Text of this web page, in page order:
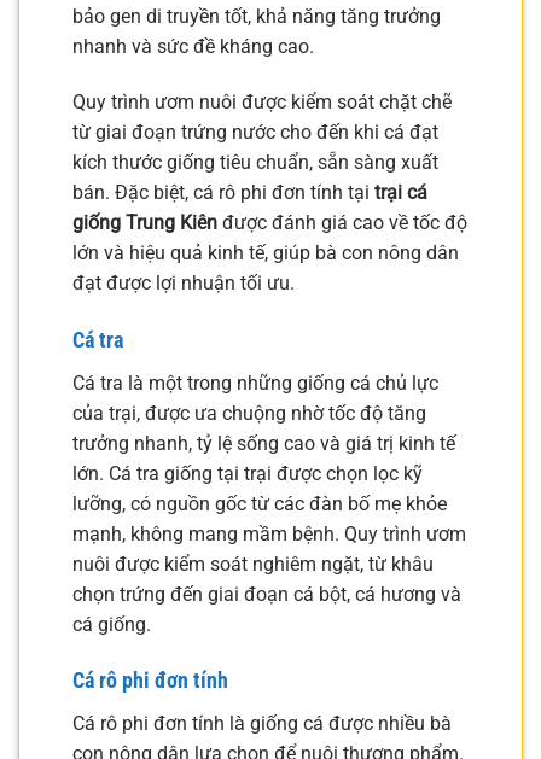
bảo gen di truyền tốt, khả năng tăng trưởng
nhanh và sức đề kháng cao.
Quy trình ươm nuôi được kiểm soát chặt chẽ
từ giai đoạn trứng nước cho đến khi cá đạt
kích thước giống tiêu chuẩn, sẵn sàng xuất
bán. Đặc biệt, cá rô phi đơn tính tại trại cá
giống Trung Kiên được đánh giá cao về tốc độ
lớn và hiệu quả kinh tế, giúp bà con nông dân
đạt được lợi nhuận tối ưu.
Cá tra
Cá tra là một trong những giống cá chủ lực
của trại, được ưa chuộng nhờ tốc độ tăng
trưởng nhanh, tỷ lệ sống cao và giá trị kinh tế
lớn. Cá tra giống tại trại được chọn lọc kỹ
lưỡng, có nguồn gốc từ các đàn bố mẹ khỏe
mạnh, không mang mầm bệnh. Quy trình ươm
nuôi được kiểm soát nghiêm ngặt, từ khâu
chọn trứng đến giai đoạn cá bột, cá hương và
cá giống.
Cá rô phi đơn tính
Cá rô phi đơn tính là giống cá được nhiều bà
con nông dân lựa chọn để nuôi thương phẩm.